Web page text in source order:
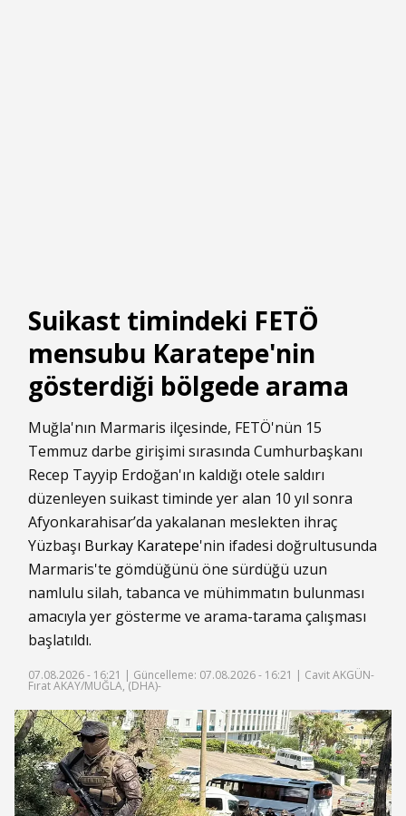
Suikast timindeki FETÖ
mensubu Karatepe'nin
gösterdiği bölgede arama
Muğla'nın Marmaris ilçesinde, FETÖ'nün 15
Temmuz darbe girişimi sırasında Cumhurbaşkanı
Recep Tayyip Erdoğan'ın kaldığı otele saldırı
düzenleyen suikast timinde yer alan 10 yıl sonra
Afyonkarahisar’da yakalanan meslekten ihraç
Yüzbaşı Burkay Karatepe'nin ifadesi doğrultusunda
Marmaris'te gömdüğünü öne sürdüğü uzun
namlulu silah, tabanca ve mühimmatın bulunması
amacıyla yer gösterme ve arama-tarama çalışması
başlatıldı.
07.08.2026 - 16:21 | Güncelleme: 07.08.2026 - 16:21 | Cavit AKGÜN-
Fırat AKAY/MUĞLA, (DHA)-